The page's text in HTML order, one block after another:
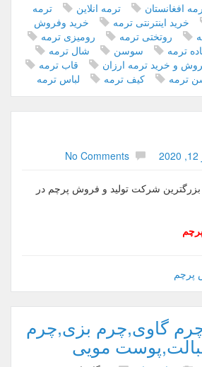
ع
ی
و
م
ح
چ
م
افغانستان ترمه انلاین
ترمه
خرید اینترنتی ترمه
خرید وفروش
روتختی ترمه
رومیزی ترمه
ترمه سوسن
شال ترمه
و خرید ترمه ارزان
قاب ترمه
ترمه کیف ترمه لباس ترمه
No Comments
شرکت تولید و فروش پرچم در
پرچم
گاوی,چرم بزی,چرم
مویی